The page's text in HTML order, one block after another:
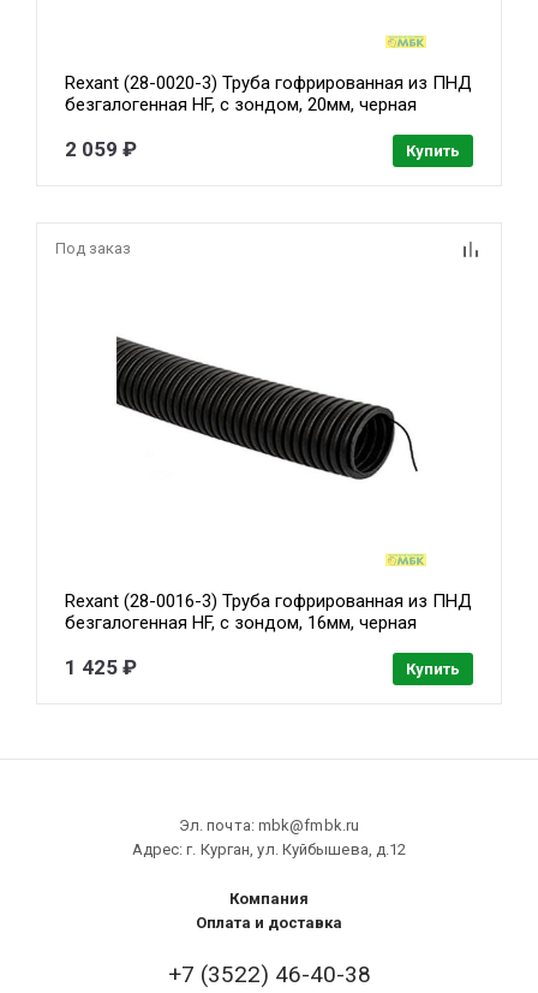
Rexant (28-0020-3) Труба гофрированная из ПНД
безгалогенная HF, с зондом, 20мм, черная
2 059 ₽ Купить
Под заказ
Rexant (28-0016-3) Труба гофрированная из ПНД
безгалогенная HF, с зондом, 16мм, черная
1 425 ₽ Купить
Эл. почта: mbk@fmbk.ru
Адрес: г. Курган, ул. Куйбышева, д.12
Компания
Оплата и доставка
+7 (3522) 46-40-38